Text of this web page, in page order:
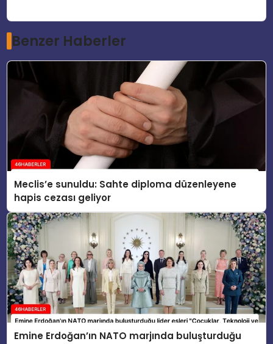
Benzer Haberler
Meclis’e sunuldu: Sahte diploma düzenleyene
hapis cezası geliyor
Emine Erdoğan’ın NATO marjında buluşturduğu